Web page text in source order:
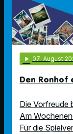
play_arrow 07. August
Den Ronhof
Die Vorfreude
Am
Für die